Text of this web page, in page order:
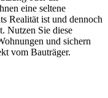
eine seltene
Realität ist und dennoch
Nutzen Sie diese
und sichern
vom Bauträger.